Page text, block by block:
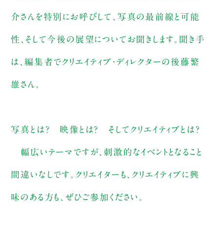
介さんを特別にお呼びして、写真の最前線と可能
性、そして今後の展望についてお聞きします。聞き手
は、編集者でクリエイティブ・ディレクターの後藤繁
雄さん。
写真とは？ 映像とは？ そしてクリエイティブとは？
幅広いテーマですが、刺激的なイベントとなること
間違いなしです。クリエイターも、クリエイティブに興
味のある方も、ぜひご参加ください。